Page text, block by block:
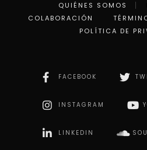
QUIÉNES SOMOS
COLABORACIÓN
POLÍTICA DE
FACEBOOK
INSTAGRAM
LINKEDIN